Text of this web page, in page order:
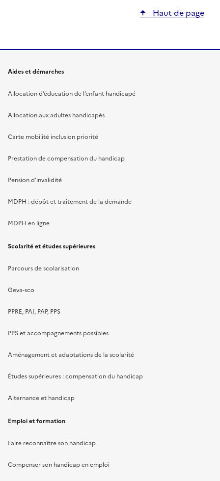
Haut de page
Aides et démarches
Allocation d’éducation de l’enfant handicapé
Allocation aux adultes handicapés
Carte mobilité inclusion priorité
Prestation de compensation du handicap
Pension d'invalidité
MDPH : dépôt et traitement de la demande
MDPH en ligne
Scolarité et études supérieures
Parcours de scolarisation
Geva-sco
PPRE, PAI, PAP, PPS
PPS et accompagnements possibles
Aménagement et adaptations de la scolarité
Études supérieures : compensation du handicap
Alternance et handicap
Emploi et formation
Faire reconnaître son handicap
Compenser son handicap en emploi